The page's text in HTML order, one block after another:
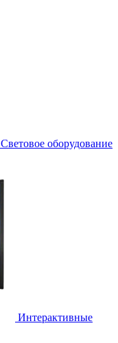
Световое оборудование
Интерактивные